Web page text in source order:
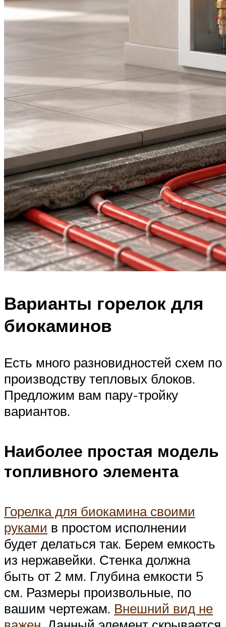
Варианты горелок для
биокаминов
Есть много разновидностей схем по
производству тепловых блоков.
Предложим вам пару-тройку
вариантов.
Наиболее простая модель
топливного элемента
Горелка для биокамина своими
руками в простом исполнении
будет делаться так. Берем емкость
из нержавейки. Стенка должна
быть от 2 мм. Глубина емкости 5
см. Размеры произвольные, по
вашим чертежам. Внешний вид не